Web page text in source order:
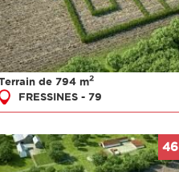
de 794 m2
FRESSINES - 79